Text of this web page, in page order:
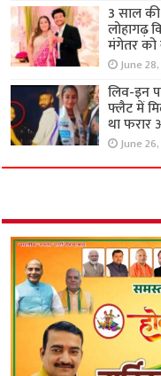
3 साल
लोहागढ़
मंगेतर
June
लिव-इन
फ्लैट में
था
June